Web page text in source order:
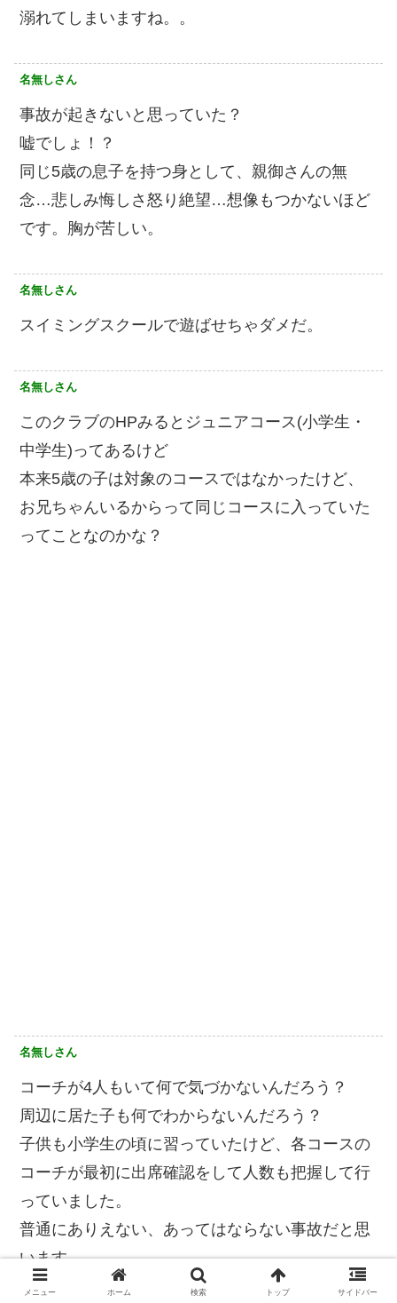
溺れてしまいますね。。
名無しさん
事故が起きないと思っていた？
嘘でしょ！？
同じ5歳の息子を持つ身として、親御さんの無
念…悲しみ悔しさ怒り絶望…想像もつかないほど
です。胸が苦しい。
名無しさん
スイミングスクールで遊ばせちゃダメだ。
名無しさん
このクラブのHPみるとジュニアコース(小学生・
中学生)ってあるけど
本来5歳の子は対象のコースではなかったけど、
お兄ちゃんいるからって同じコースに入っていた
ってことなのかな？
名無しさん
コーチが4人もいて何で気づかないんだろう？
周辺に居た子も何でわからないんだろう？
子供も小学生の頃に習っていたけど、各コースの
コーチが最初に出席確認をして人数も把握して行
っていました。
普通にありえない、あってはならない事故だと思
います。
メニュー ホーム 検索 トップ サイドバー